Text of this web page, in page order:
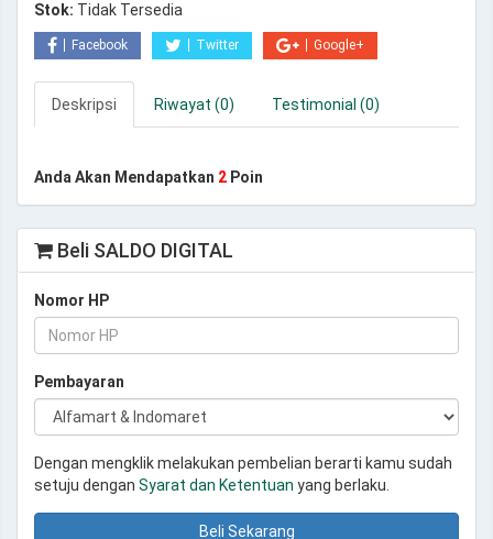
Stok: Tidak Tersedia
Facebook Twitter Google+
Deskripsi Riwayat (0) Testimonial (0)
Anda Akan Mendapatkan 2 Poin
Beli SALDO DIGITAL
Nomor HP
Pembayaran
Dengan mengklik melakukan pembelian berarti kamu sudah
setuju dengan Syarat dan Ketentuan yang berlaku.
Beli Sekarang